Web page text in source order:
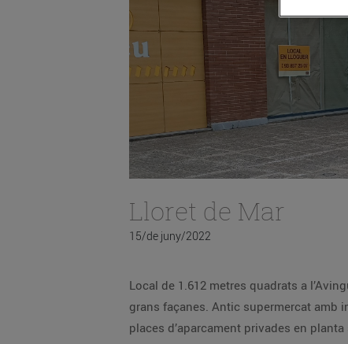
Lloret de Mar
15/de juny/2022
Local de 1.612 metres quadrats a
grans façanes. Antic supermercat amb
places d’aparcament privades en